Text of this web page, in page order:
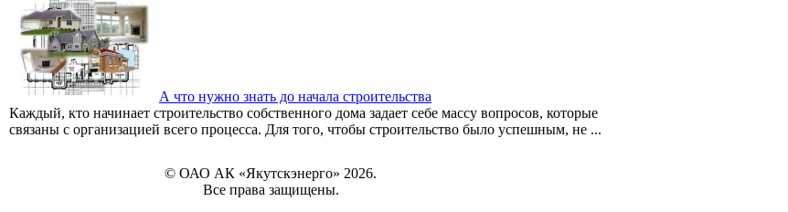
А что нужно знать до начала строительства
Каждый, кто начинает строительство собственного дома задает себе массу вопросов, которые
связаны с организацией всего процесса. Для того, чтобы строительство было успешным, не ...
© ОАО АК «Якутскэнерго» 2026.
Все права защищены.